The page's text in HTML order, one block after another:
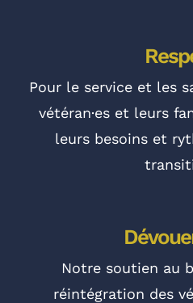
Pour le service et les
vétéran·es et leurs
leurs besoins et
Notre soutien au
réintégration des